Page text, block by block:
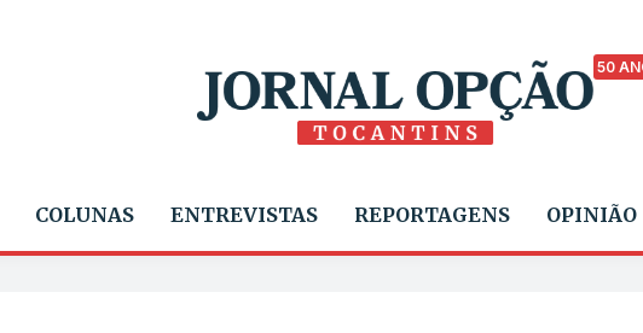
50
COLUNAS ENTREVISTAS REPORTAGENS OPINIÃO